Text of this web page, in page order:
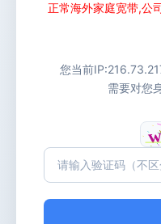
正常海外家庭宽带,公
您当前IP:
需要对您